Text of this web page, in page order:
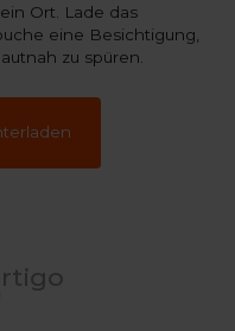
Ort. Lade das
eine Besichtigung,
zu spüren.